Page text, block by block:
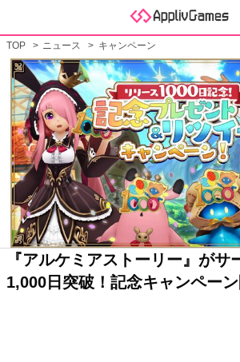
TOP ニュース キャンペーン
『アルケミアストーリー』がサ
1,000日突破！記念キャンペーン